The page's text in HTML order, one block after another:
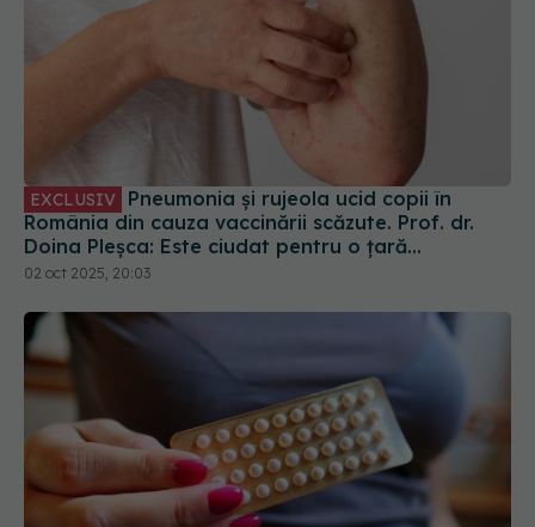
EXCLUSIV
România din cauza vaccinării scăzute. Prof. dr.
Doina Pleșca: Este ciudat pentru o țară
europeană
02 oct 2025, 20:03